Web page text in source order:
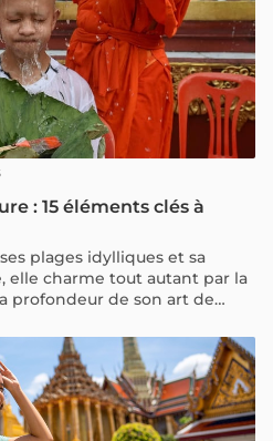
: 15 éléments clés à
plages idylliques et sa
elle charme tout autant par la
profondeur de son art de
% de la population est
atmosphère paisible,
traditions et d’une
n’est pas seulement
le quotidien. Des temples
en passant par la politesse